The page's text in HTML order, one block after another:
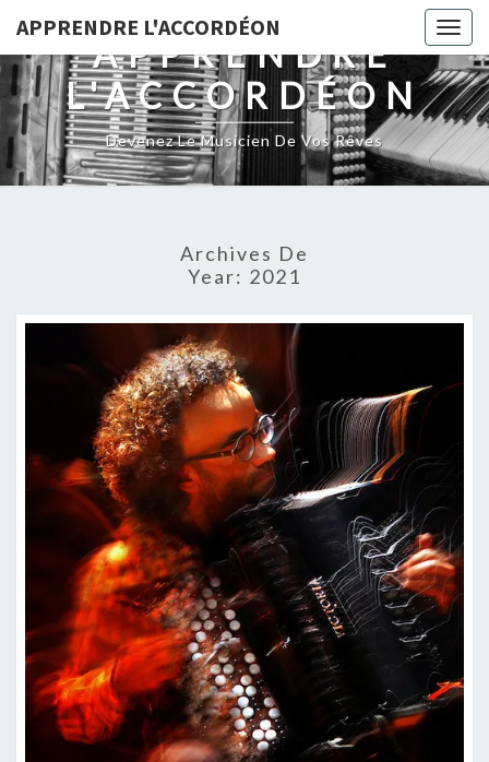
content
APPRENDRE L'ACCORDÉON
APPRENDRE
L'ACCORDÉON
Devenez Le Musicien De Vos Rêves
Archives De
Year: 2021